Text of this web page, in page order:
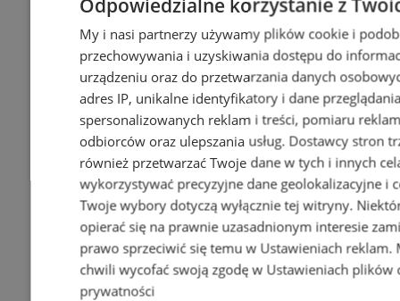
My i nasi partnerzy używamy plików cookie i
przechowywania i uzyskiwania dostępu do
urządzeniu oraz do przetwarzania danych
adres IP, unikalne identyfikatory i dane
spersonalizowanych reklam i treści, pomiaru
odbiorców oraz ulepszania usług. Dostawcy stron
również przetwarzać Twoje dane w tych i innych
wykorzystywać precyzyjne dane geolokalizacyjne i
Twoje wybory dotyczą wyłącznie tej witryny.
opierać się na prawnie uzasadnionym interesie
prawo sprzeciwić się temu w Ustawieniach reklam.
chwili wycofać swoją zgodę w Ustawieniach plików
prywatności